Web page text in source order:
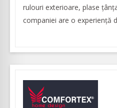
rulouri exterioare, plase
companiei are o experienţă